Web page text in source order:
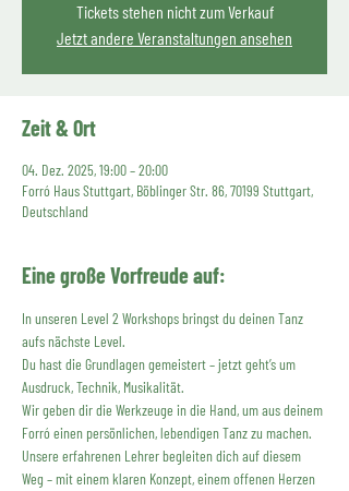
Tickets stehen nicht zum Verkauf
Jetzt andere Veranstaltungen ansehen
Zeit & Ort
04. Dez. 2025, 19:00 – 20:00
Forró Haus Stuttgart, Böblinger Str. 86, 70199 Stuttgart,
Deutschland
Eine große Vorfreude auf:
In unseren Level 2 Workshops bringst du deinen Tanz
aufs nächste Level.
Du hast die Grundlagen gemeistert – jetzt geht’s um
Ausdruck, Technik, Musikalität.
Wir geben dir die Werkzeuge in die Hand, um aus deinem
Forró einen persönlichen, lebendigen Tanz zu machen.
Unsere erfahrenen Lehrer begleiten dich auf diesem
Weg – mit einem klaren Konzept, einem offenen Herzen